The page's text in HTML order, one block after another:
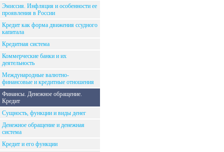
Эмиссия. Инфляция и особенности ее
проявления в России
Кредит как форма движения ссудного
капитала
Кредитная система
Коммерческие банки и их
деятельность
Международные валютно-
финансовые и кредитные отношения
Финансы. Денежное обращение.
Кредит
Сущность, функции и виды денег
Денежное обращение и денежная
система
Кредит и его функции